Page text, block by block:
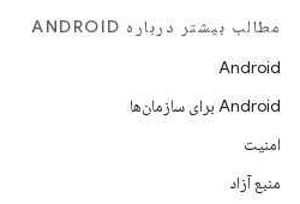
مطالب بیشتر درباره ANDROID
Android
Android برای سازمان‌ها
امنیت
منبع آزاد